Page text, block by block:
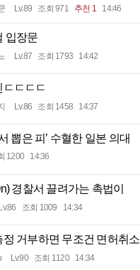
Lv.89 조회 971 추천 1 14:46
입장문
Lv.87 조회 1793 14:42
ㄷㄷㄷㄷ
Lv.86 조회 1458 14:37
뽑은 피’ 수혈한 일본 의대
1200 14:36
경찰서 끌려가는 촉법이
Lv.86 조회 1009 14:34
정 거부하면 무조건 면허취소
Lv.90 조회 1120 14:34